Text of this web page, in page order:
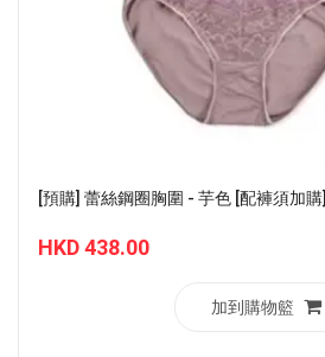
[預購] 蕾絲鋼圈胸圍 - 芋色 [配褲須加購]
HKD 438.00
加到購物籃